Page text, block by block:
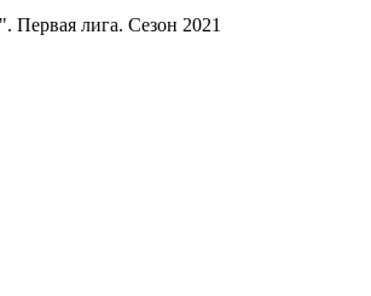
Первая лига. Сезон 2021